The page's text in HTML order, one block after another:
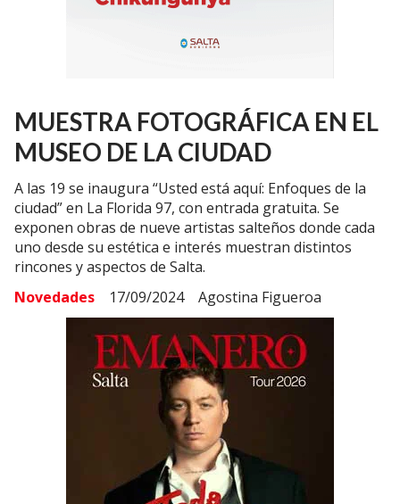
MUESTRA FOTOGRÁFICA EN EL
MUSEO DE LA CIUDAD
A las 19 se inaugura “Usted está aquí: Enfoques de la
ciudad” en La Florida 97, con entrada gratuita. Se
exponen obras de nueve artistas salteños donde cada
uno desde su estética e interés muestran distintos
rincones y aspectos de Salta.
Novedades
17/09/2024 Agostina Figueroa